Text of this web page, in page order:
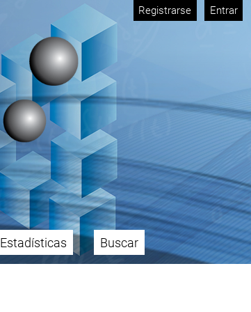
Registrarse Entrar
Estadísticas Buscar